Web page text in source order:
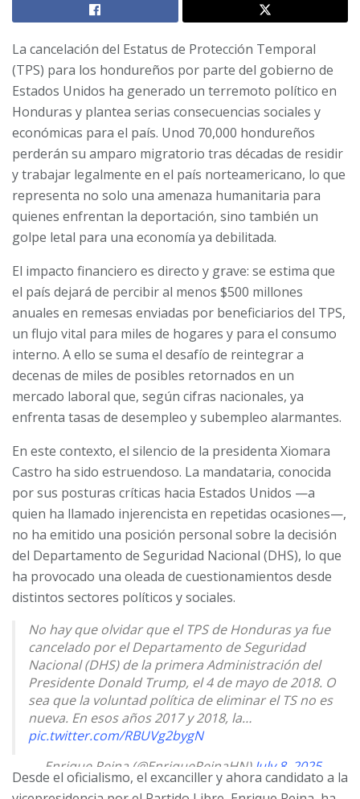
La cancelación del Estatus de Protección Temporal
(TPS) para los hondureños por parte del gobierno de
Estados Unidos ha generado un terremoto político en
Honduras y plantea serias consecuencias sociales y
económicas para el país. Unod 70,000 hondureños
perderán su amparo migratorio tras décadas de residir
y trabajar legalmente en el país norteamericano, lo que
representa no solo una amenaza humanitaria para
quienes enfrentan la deportación, sino también un
golpe letal para una economía ya debilitada.
El impacto financiero es directo y grave: se estima que
el país dejará de percibir al menos $500 millones
anuales en remesas enviadas por beneficiarios del TPS,
un flujo vital para miles de hogares y para el consumo
interno. A ello se suma el desafío de reintegrar a
decenas de miles de posibles retornados en un
mercado laboral que, según cifras nacionales, ya
enfrenta tasas de desempleo y subempleo alarmantes.
En este contexto, el silencio de la presidenta Xiomara
Castro ha sido estruendoso. La mandataria, conocida
por sus posturas críticas hacia Estados Unidos —a
quien ha llamado injerencista en repetidas ocasiones—,
no ha emitido una posición personal sobre la decisión
del Departamento de Seguridad Nacional (DHS), lo que
ha provocado una oleada de cuestionamientos desde
distintos sectores políticos y sociales.
No hay que olvidar que el TPS de Honduras ya fue
cancelado por el Departamento de Seguridad
Nacional (DHS) de la primera Administración del
Presidente Donald Trump, el 4 de mayo de 2018. O
sea que la voluntad política de eliminar el TS no es
nueva. En esos años 2017 y 2018, la…
pic.twitter.com/RBUVg2bygN
— Enrique Reina (@EnriqueReinaHN) July 8, 2025
Desde el oficialismo, el excanciller y ahora candidato a la